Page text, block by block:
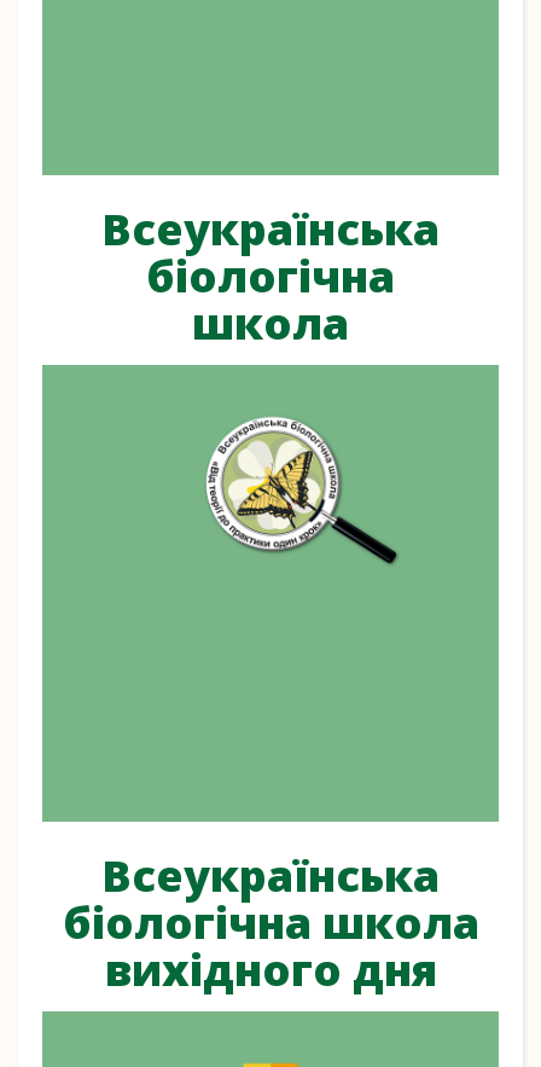
Всеукраїнська
біологічна
школа
Всеукраїнська
біологічна школа
вихідного дня